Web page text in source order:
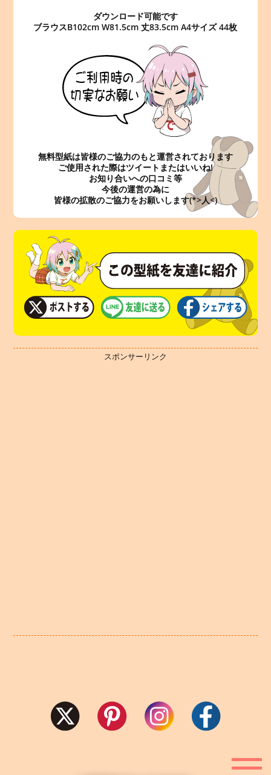
ダウンロード可能です
ブラウスB102cm W81.5cm 丈83.5cm A4サイズ 44枚
無料型紙は皆様のご協力のもと運営されております
ご使用された際はツイートまたはいいね!
お知り合いへの口コミ等
今後の運営の為に
皆様の拡散のご協力をお願いします(*>人<)
スポンサーリンク